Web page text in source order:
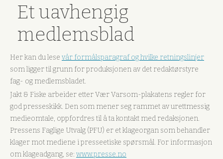
Et uavhengig
medlemsblad
Her kan du lese vår formålsparagraf og hvilke retningslinjer
som ligger til grunn for produksjonen av det redaktørstyre
fag- og medlemsbladet.
Jakt & Fiske arbeider etter Vær Varsom-plakatens regler for
god presseskikk. Den som mener seg rammet av urettmessig
medieomtale, oppfordres til å ta kontakt med redaksjonen.
Pressens Faglige Utvalg (PFU) er et klageorgan som behandler
klager mot mediene i presseetiske spørsmål. For informasjon
om klageadgang, se: www.presse.no